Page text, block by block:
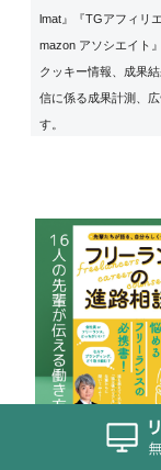
lmat』『TGアフィリ
mazon アソシエイト
クッキー情報、成果
信に係る成果計測、
す。